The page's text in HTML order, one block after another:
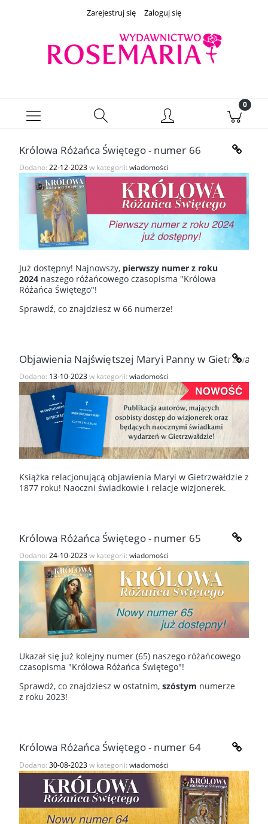
Zarejestruj się Zaloguj się
Królowa Różańca Świętego - numer 66
Dodano: 22-12-2023w kategorii: wiadomości
Już dostępny! Najnowszy, pierwszy numer z roku
2024 naszego różańcowego czasopisma "Królowa
Różańca Świętego"!
Sprawdź, co znajdziesz w 66 numerze!
Objawienia Najświętszej Maryi Panny w
Dodano: 13-10-2023w kategorii: wiadomości
Książka relacjonującą objawienia Maryi w Gietrzwałdzie z
1877 roku! Naoczni świadkowie i relacje wizjonerek.
Królowa Różańca Świętego - numer 65
Dodano: 24-10-2023w kategorii: wiadomości
Ukazał się już kolejny numer (65) naszego różańcowego
czasopisma "Królowa Różańca Świętego"!
Sprawdź, co znajdziesz w ostatnim, szóstym numerze
z roku 2023!
Królowa Różańca Świętego - numer 64
Dodano: 30-08-2023w kategorii: wiadomości